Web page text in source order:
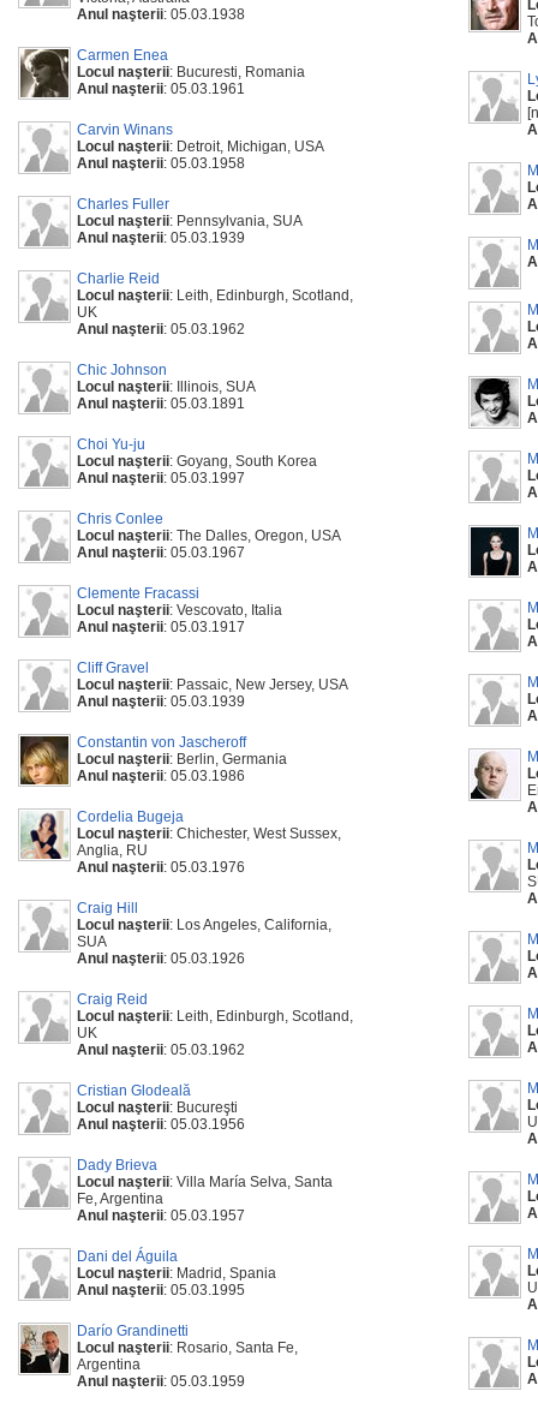
Anul naşterii: 05.03.1938
Carmen Enea
Locul naşterii: Bucuresti, Romania
Anul naşterii: 05.03.1961
Carvin Winans
Locul naşterii: Detroit, Michigan, USA
Anul naşterii: 05.03.1958
Charles Fuller
Locul naşterii: Pennsylvania, SUA
Anul naşterii: 05.03.1939
Charlie Reid
Locul naşterii: Leith, Edinburgh, Scotland,
UK
Anul naşterii: 05.03.1962
Chic Johnson
Locul naşterii: Illinois, SUA
Anul naşterii: 05.03.1891
Choi Yu-ju
Locul naşterii: Goyang, South Korea
Anul naşterii: 05.03.1997
Chris Conlee
Locul naşterii: The Dalles, Oregon, USA
Anul naşterii: 05.03.1967
Clemente Fracassi
Locul naşterii: Vescovato, Italia
Anul naşterii: 05.03.1917
Cliff Gravel
Locul naşterii: Passaic, New Jersey, USA
Anul naşterii: 05.03.1939
Constantin von Jascheroff
Locul naşterii: Berlin, Germania
Anul naşterii: 05.03.1986
Cordelia Bugeja
Locul naşterii: Chichester, West Sussex,
Anglia, RU
Anul naşterii: 05.03.1976
Craig Hill
Locul naşterii: Los Angeles, California,
SUA
Anul naşterii: 05.03.1926
Craig Reid
Locul naşterii: Leith, Edinburgh, Scotland,
UK
Anul naşterii: 05.03.1962
Cristian Glodeală
Locul naşterii: Bucureşti
Anul naşterii: 05.03.1956
Dady Brieva
Locul naşterii: Villa María Selva, Santa
Fe, Argentina
Anul naşterii: 05.03.1957
Dani del Águila
Locul naşterii: Madrid, Spania
Anul naşterii: 05.03.1995
Darío Grandinetti
Locul naşterii: Rosario, Santa Fe,
Argentina
Anul naşterii: 05.03.1959